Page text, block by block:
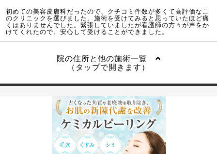
初めての美容皮膚科だったので、クチコミ件数が多くて高評価なこ
のクリニックを選びました。施術を受けてみると思っていたほど痛
くはありませんでした。緊張していましたが看護師の方々が声をか
けてくれたので、安心して受けることができました。
院の住所と他の施術一覧
（タップで開きます）